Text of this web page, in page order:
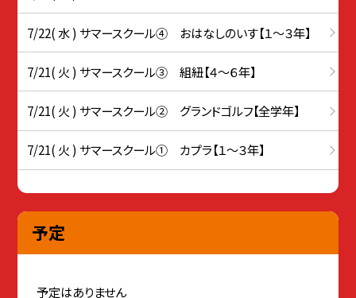
7/22( 水 ) サマースクール④ おはなしのいす【１～３年】
7/21( 火 ) サマースクール③ 組紐【４～６年】
7/21( 火 ) サマースクール② グランドゴルフ【全学年】
7/21( 火 ) サマースクール① カプラ【１～３年】
予定
予定はありません